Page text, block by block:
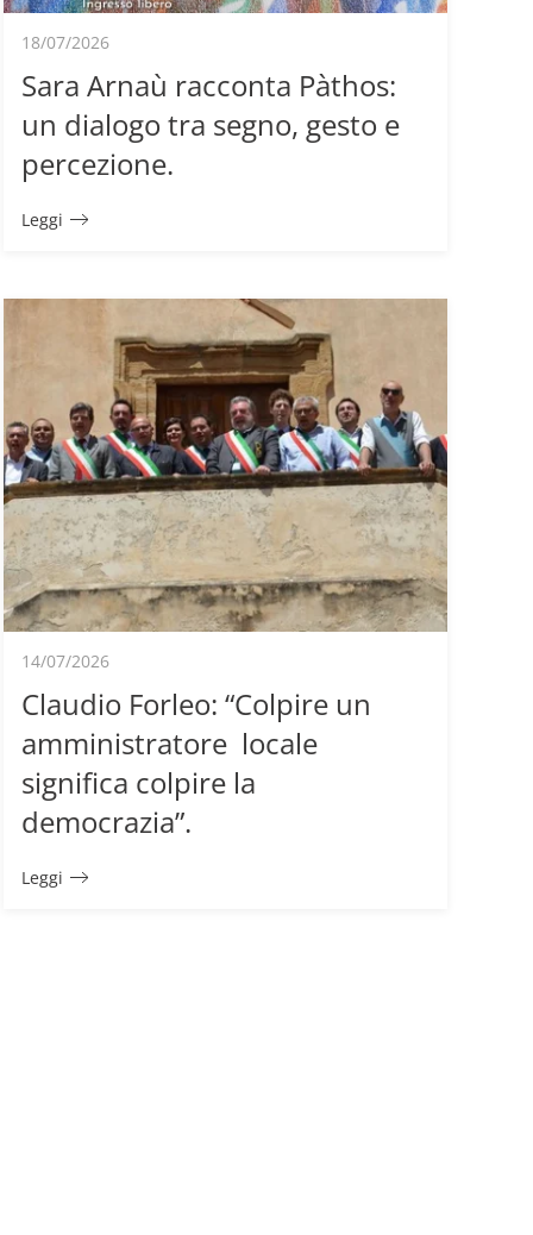
18/07/2026
Sara Arnaù racconta Pàthos:
un dialogo tra segno, gesto e
percezione.
Leggi
14/07/2026
Claudio Forleo: “Colpire un
amministratore locale
significa colpire la
democrazia”.
Leggi